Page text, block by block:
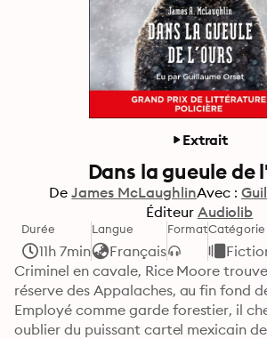
Extrait
Dans la gueule de
De James McLaughlinAvec :
Éditeur Audiolib
Durée
11h 7min
Langue
Français
FormatCatégorie
Criminel en cavale, Rice Moore
réserve des Appalaches, au fin fond
Employé comme garde forestier, il
oublier du puissant cartel mexicain